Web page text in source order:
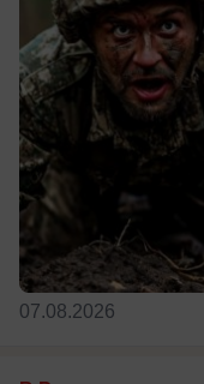
07.08.2026